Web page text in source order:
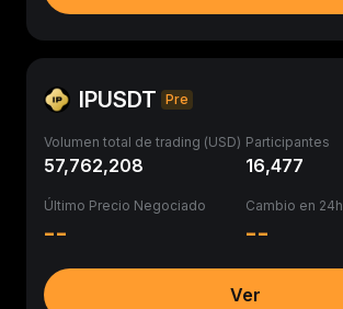
IPUSDT Pre
Volumen total de trading (USD)
57,762,208
Participantes
16,477
Último Precio Negociado
--
Cambio en 24h
--
Ver